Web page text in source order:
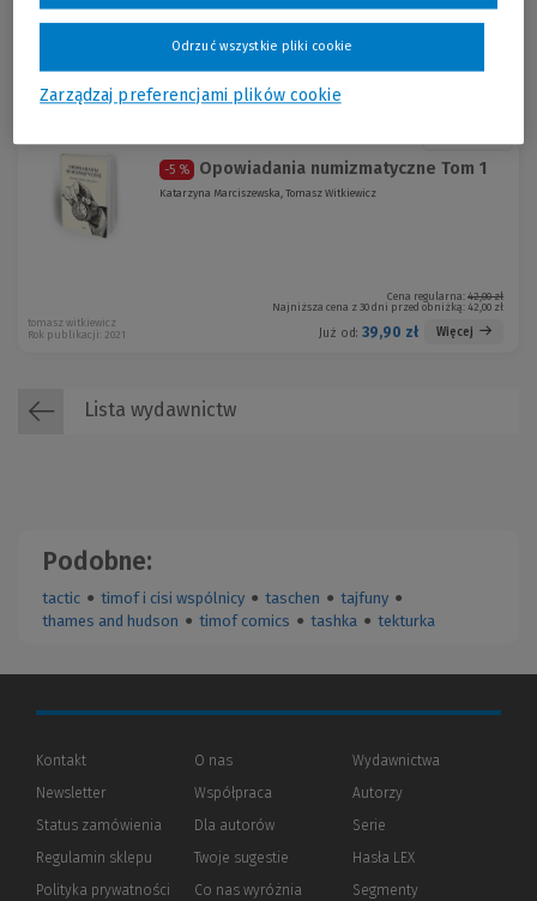
Najniższa cena z 30 dni przed obniżką:
tomasz witkiewicz
-5 % Opowiadania numizmatyczne Tom 1
Katarzyna Marciszewska, Tomasz Witkiewicz
Cena regularna: 42,00 zł
Najniższa cena z 30 dni przed obniżką: 42,00 zł
Już od: 39,90 zł Więcej
tomasz witkiewicz
Rok publikacji: 2021
Lista wydawnictw
Podobne:
tactic ● timof i cisi wspólnicy ● taschen ● tajfuny ●
thames and hudson ● timof comics ● tashka ● tekturka
Kontakt
Newsletter
Status zamówienia
Regulamin sklepu
Polityka prywatności (Nowe
(Link
O nas
Współpraca
Dla autorów(Nowe
(Link
innej
strony)
Twoje sugestie
Co nas wyróżnia
Wydawnictwa
Autorzy
Serie
Hasła LEX
Segmenty
Zarządzaj preferencjami plików cookie
Odrzuć wszystkie pliki cookie